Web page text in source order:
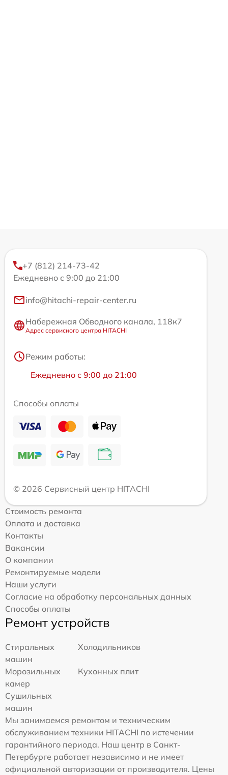
+7 (812) 214-73-42
Ежедневно с 9:00 до 21:00
info@hitachi-repair-center.ru
Набережная Обводного канала, 118к7
Адрес сервисного центра HITACHI
Режим работы:
Ежедневно с 9:00 до 21:00
Способы оплаты
© 2026 Сервисный центр HITACHI
Стоимость ремонта
Оплата и доставка
Контакты
Вакансии
О компании
Ремонтируемые модели
Наши услуги
Согласие на обработку персональных данных
Способы оплаты
Ремонт устройств
Стиральных
машин
Холодильников
Морозильных
камер
Кухонных плит
Сушильных
машин
Мы занимаемся ремонтом и техническим
обслуживанием техники HITACHI по истечении
гарантийного периода. Наш центр в Санкт-
Петербурге работает независимо и не имеет
официальной авторизации от производителя. Цены